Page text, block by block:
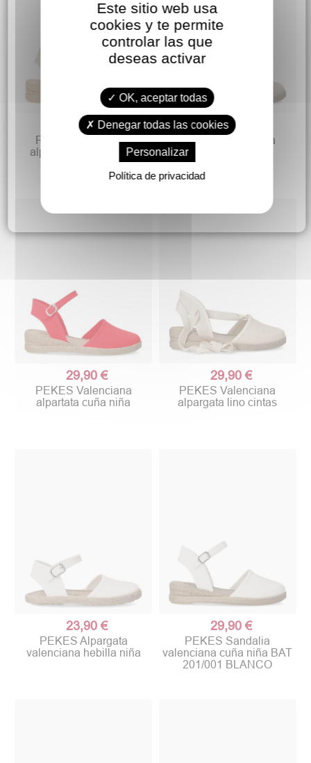
33,90 €
PEKES Valenciana
alpargata hebilla niña
29,90 €
PEKES Valenciana
alpargata lino niña
29,90 €
PEKES Valenciana
alpartata cuña niña
29,90 €
PEKES Valenciana
alpargata lino cintas
23,90 €
PEKES Alpargata
valenciana hebilla niña
29,90 €
PEKES Sandalia
valenciana cuña niña BAT
201/001 BLANCO
Este sitio web usa
cookies y te permite
controlar las que
deseas activar
OK, aceptar todas
Denegar todas las cookies
Personalizar
Política de privacidad